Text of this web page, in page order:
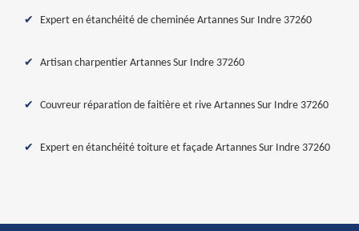
Expert en étanchéité de cheminée Artannes Sur Indre 37260
Artisan charpentier Artannes Sur Indre 37260
Couvreur réparation de faitière et rive Artannes Sur Indre 37260
Expert en étanchéité toiture et façade Artannes Sur Indre 37260